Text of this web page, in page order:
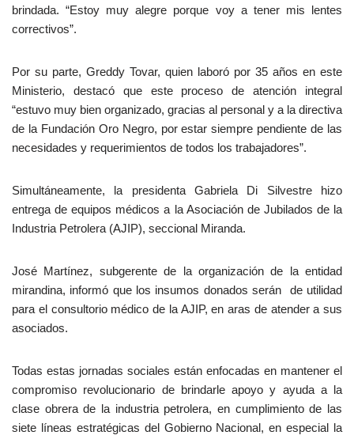
brindada. “Estoy muy alegre porque voy a tener mis lentes
correctivos”.
Por su parte, Greddy Tovar, quien laboró por 35 años en este
Ministerio, destacó que este proceso de atención integral
“estuvo muy bien organizado, gracias al personal y a la directiva
de la Fundación Oro Negro, por estar siempre pendiente de las
necesidades y requerimientos de todos los trabajadores”.
Simultáneamente, la presidenta Gabriela Di Silvestre hizo
entrega de equipos médicos a la Asociación de Jubilados de la
Industria Petrolera (AJIP), seccional Miranda.
José Martínez, subgerente de la organización de la entidad
mirandina, informó que los insumos donados serán de utilidad
para el consultorio médico de la AJIP, en aras de atender a sus
asociados.
Todas estas jornadas sociales están enfocadas en mantener el
compromiso revolucionario de brindarle apoyo y ayuda a la
clase obrera de la industria petrolera, en cumplimiento de las
siete líneas estratégicas del Gobierno Nacional, en especial la